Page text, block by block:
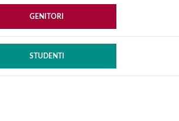
GENITORI
STUDENTI